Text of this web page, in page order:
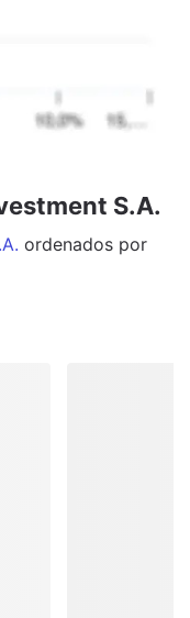
S.A.
ordenados por